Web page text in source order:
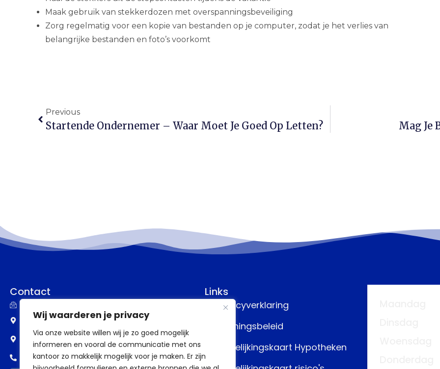
Wij waarderen je privacy
Via onze website willen wij je zo goed mogelijk
informeren en vooral de communicatie met ons
kantoor zo makkelijk mogelijk voor je maken. Er zijn
Maak gebruik van stekkerdozen met overspanningsbeveiliging
Zorg regelmatig voor een kopie van bestanden op je computer, zodat je het verlies van
belangrijke bestanden en foto’s voorkomt
Previous
Startende Ondernemer – Waar Moet Je Goed Op Letten? Mag Je
Contact
Frankenstraat 77
6582 CW Heumen
0318 - 388 69 98
Links
Privacyverklaring
Beloningsbeleid
Vergelijkingskaart Hypotheken